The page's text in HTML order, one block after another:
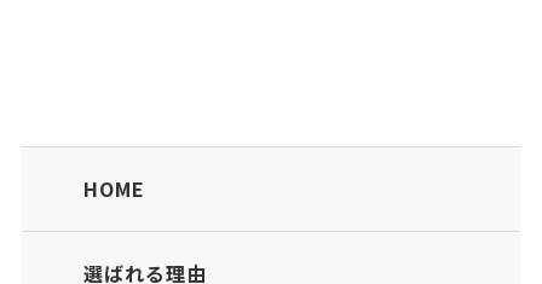
HOME
選ばれる理由